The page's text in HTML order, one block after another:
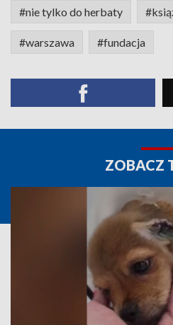
#nie tylko do herbaty
#warszawa #fundacja
ZOBACZ